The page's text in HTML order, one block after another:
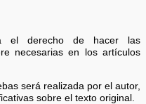
el derecho de hacer las
necesarias en los artículos
será realizada por el autor,
sobre el texto original.